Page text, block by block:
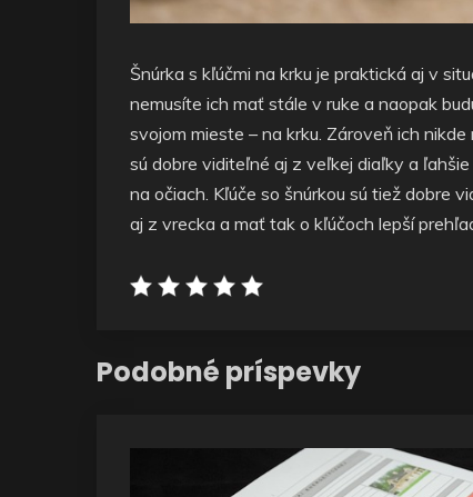
Šnúrka s kľúčmi na krku je praktická aj v
nemusíte ich mať stále v ruke a naopak
svojom mieste – na krku. Zároveň ich
sú dobre viditeľné aj z veľkej diaľky a
na očiach. Kľúče so šnúrkou sú tiež dobre
aj z vrecka a mať tak o kľúčoch lepší
Podobné príspevky